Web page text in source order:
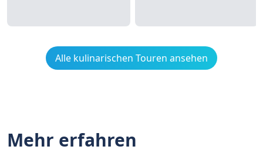
Alle kulinarischen Touren ansehen
Mehr erfahren